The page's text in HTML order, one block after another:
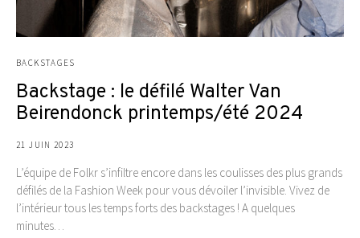
BACKSTAGES
Backstage : le défilé Walter Van
Beirendonck printemps/été 2024
21 JUIN 2023
L’équipe de Folkr s’infiltre encore dans les coulisses des plus grands
défilés de la Fashion Week pour vous dévoiler l’invisible. Vivez de
l’intérieur tous les temps forts des backstages ! A quelques
minutes…